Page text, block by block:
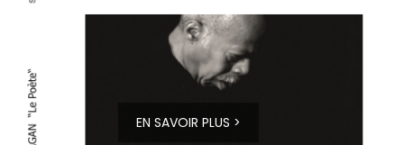
EN SAVOIR PLUS >